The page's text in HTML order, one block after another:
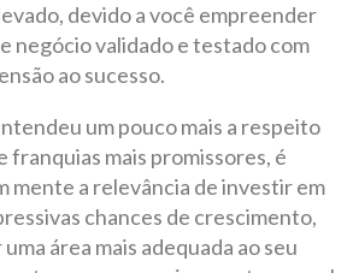
devido a você empreender
negócio validado e testado com
ao sucesso.
um pouco mais a respeito
franquias mais promissores, é
mente a relevância de investir em
chances de crescimento,
área mais adequada ao seu